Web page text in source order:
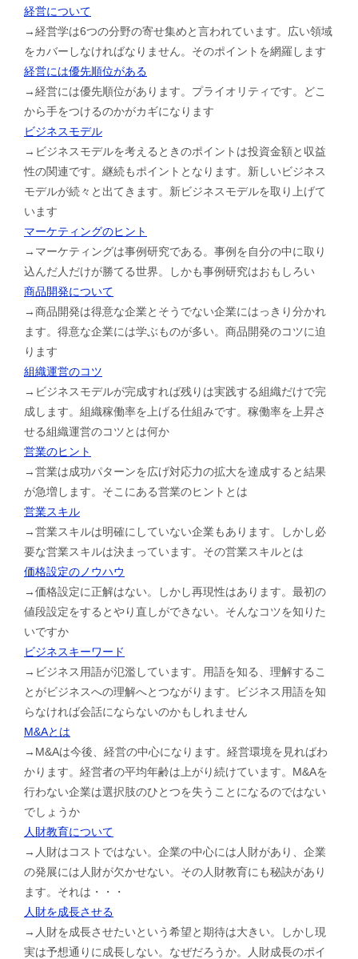
経営について
→経営学は6つの分野の寄せ集めと言われています。広い領域
をカバーしなければなりません。そのポイントを網羅します
経営には優先順位がある
→経営には優先順位があります。プライオリティです。どこ
から手をつけるのかがカギになります
ビジネスモデル
→ビジネスモデルを考えるときのポイントは投資金額と収益
性の関連です。継続もポイントとなります。新しいビジネス
モデルが続々と出てきます。新ビジネスモデルを取り上げて
います
マーケティングのヒント
→マーケティングは事例研究である。事例を自分の中に取り
込んだ人だけが勝てる世界。しかも事例研究はおもしろい
商品開発について
→商品開発は得意な企業とそうでない企業にはっきり分かれ
ます。得意な企業には学ぶものが多い。商品開発のコツに迫
ります
組織運営のコツ
→ビジネスモデルが完成すれば残りは実践する組織だけで完
成します。組織稼働率を上げる仕組みです。稼働率を上昇さ
せる組織運営のコツとは何か
営業のヒント
→営業は成功パターンを広げ対応力の拡大を達成すると結果
が急増します。そこにある営業のヒントとは
営業スキル
→営業スキルは明確にしていない企業もあります。しかし必
要な営業スキルは決まっています。その営業スキルとは
価格設定のノウハウ
→価格設定に正解はない。しかし再現性はあります。最初の
値段設定をするとやり直しができない。そんなコツを知りた
いですか
ビジネスキーワード
→ビジネス用語が氾濫しています。用語を知る、理解するこ
とがビジネスへの理解へとつながります。ビジネス用語を知
らなければ会話にならないのかもしれません
M&Aとは
→M&Aは今後、経営の中心になります。経営環境を見ればわ
かります。経営者の平均年齢は上がり続けています。M&Aを
行わない企業は選択肢のひとつを失うことになるのではない
でしょうか
人財教育について
→人財はコストではない。企業の中心には人財があり、企業
の発展には人財が欠かせない。その人財教育にも秘訣があり
ます。それは・・・
人財を成長させる
→人財を成長させたいという希望と期待は大きい。しかし現
実は予想通りに成長しない。なぜだろうか。人財成長のポイ